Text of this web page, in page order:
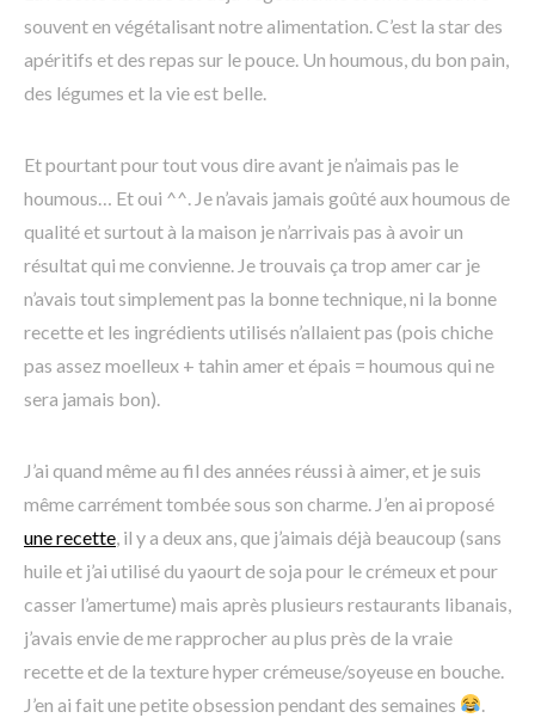
souvent en végétalisant notre alimentation. C’est la star des
apéritifs et des repas sur le pouce. Un houmous, du bon pain,
des légumes et la vie est belle.
Et pourtant pour tout vous dire avant je n’aimais pas le
houmous… Et oui ^^. Je n’avais jamais goûté aux houmous de
qualité et surtout à la maison je n’arrivais pas à avoir un
résultat qui me convienne. Je trouvais ça trop amer car je
n’avais tout simplement pas la bonne technique, ni la bonne
recette et les ingrédients utilisés n’allaient pas (pois chiche
pas assez moelleux + tahin amer et épais = houmous qui ne
sera jamais bon).
J’ai quand même au fil des années réussi à aimer, et je suis
même carrément tombée sous son charme. J’en ai proposé
une recette , il y a deux ans, que j’aimais déjà beaucoup (sans
huile et j’ai utilisé du yaourt de soja pour le crémeux et pour
casser l’amertume) mais après plusieurs restaurants libanais,
j’avais envie de me rapprocher au plus près de la vraie
recette et de la texture hyper crémeuse/soyeuse en bouche.
J’en ai fait une petite obsession pendant des semaines